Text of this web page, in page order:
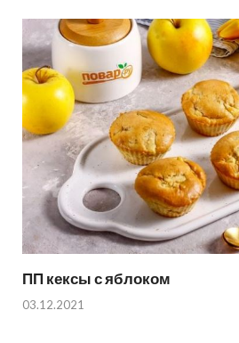
ПП кексы с яблоком
03.12.2021